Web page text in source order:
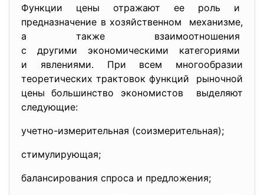
Функции цены отражают ее роль и
предназначение в хозяйственном механизме,
а также взаимоотношения
с другими экономическими категориями
и явлениями. При всем многообразии
теоретических трактовок функций рыночной
цены большинство экономистов выделяют
следующие:
учетно-измерительная (соизмерительная);
стимулирующая;
балансирования спроса и предложения;